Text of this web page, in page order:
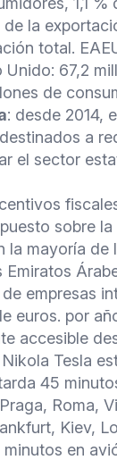
la
total.
67,2
de
: desde 2014,
a
el sector
sobre
la mayoría
Emiratos
empresas
euros. por
accesible
Tesla
45
Roma,
Kiev,
en